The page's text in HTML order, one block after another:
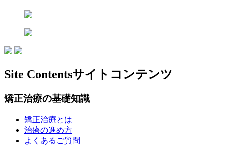
Site Contentsサイトコンテンツ
矯正治療の基礎知識
矯正治療とは
治療の進め方
よくあるご質問